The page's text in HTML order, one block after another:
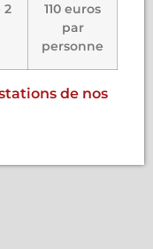
2
110 euros
par
personne
de nos